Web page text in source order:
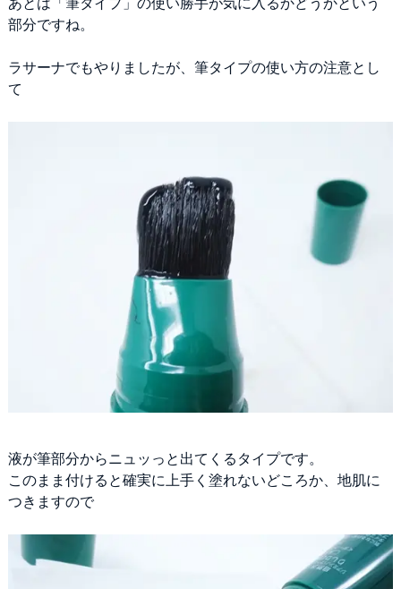
部分ですね。
ラサーナでもやりましたが、筆タイプの使い方の注意とし
て
液が筆部分からニュッっと出てくるタイプです。
このまま付けると確実に上手く塗れないどころか、地肌に
つきますので